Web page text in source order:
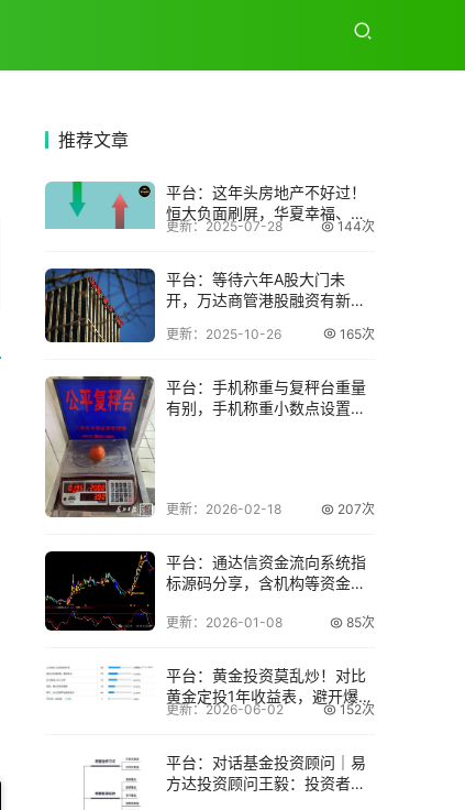
推荐文章
平台：这年头房地产不好过！
恒大负面刷屏，华夏幸福、贝
壳找房也出事了
更新：2025-07-28 144次
平台：等待六年A股大门未
开，万达商管港股融资有新进
更新：2025-10-26 165次
平台：手机称重与复秤台重量
有别，手机称重小数点设置方
更新：2026-02-18 207次
平台：通达信资金流向系统指
标源码分享，含机构等资金流
更新：2026-01-08 85次
平台：黄金投资莫乱炒！对比
黄金定投1年收益表，避开爆仓
风险
更新：2026-06-02 152次
平台：对话基金投资顾问｜易
方达投资顾问王毅：投资者必